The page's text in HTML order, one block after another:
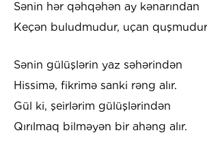
Sənin hər qəhqəhən ay kənarından
Kеçən buludmudur, uçan
Sənin gülüşlərin yaz səhərindən
Hissimə, fikrimə sanki rəng alır.
Gül ki, şеirlərim gülüşlərindən
Qırılmaq bilməyən bir ahəng alır.